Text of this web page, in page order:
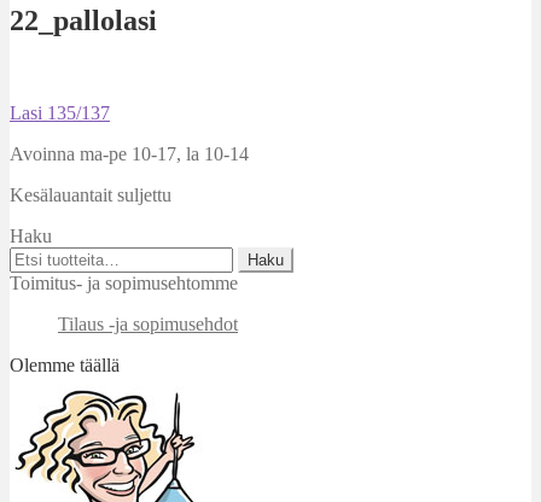
22_pallolasi
Artikkelien
selaus
Edellinen
Lasi 135/137
Avoinna ma-pe 10-17, la 10-14
Kesälauantait suljettu
Haku
Etsi:
Haku
Toimitus- ja sopimusehtomme
Tilaus -ja sopimusehdot
Olemme täällä